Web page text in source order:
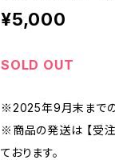
¥5,000
SOLD OUT
※2025年9月末までの
※商品の発送は 【受
ております。